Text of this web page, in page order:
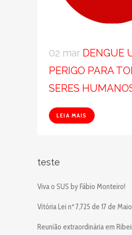
02 mar DENGUE
PERIGO PARA
SERES
LEIA MAIS
teste
Viva o SUS by Fábio Monteiro!
Vitória Lei nº 7,725 de 17 de
Reunião extraordinária em